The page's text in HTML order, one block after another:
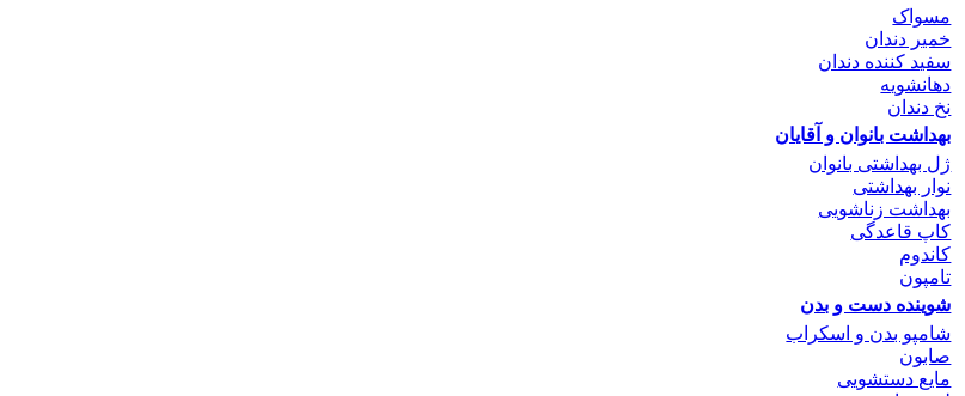
مسواک
خمیر دندان
سفید کننده دندان
دهانشویه
نخ دندان
بهداشت بانوان و آقایان
ژل بهداشتی بانوان
نوار بهداشتی
بهداشت زناشویی
کاپ قاعدگی
کاندوم
تامپون
شوینده دست و بدن
شامپو بدن و اسکراب
صابون
مایع دستشویی